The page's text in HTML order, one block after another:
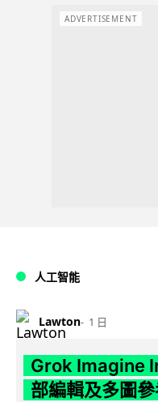
ADVERTISEMENT
人工智能
Lawton 1 日
Grok Imagine
部編輯及多圖